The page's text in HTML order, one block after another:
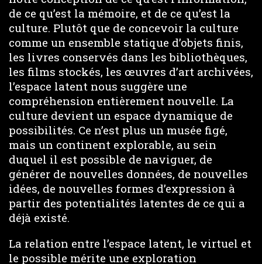
de ce qu’est la mémoire, et de ce qu’est la
culture. Plutôt que de concevoir la culture
comme un ensemble statique d’objets finis,
les livres conservés dans les bibliothèques,
les films stockés, les œuvres d’art archivées,
l’espace latent nous suggère une
compréhension entièrement nouvelle. La
culture devient un espace dynamique de
possibilités. Ce n’est plus un musée figé,
mais un continent explorable, au sein
duquel il est possible de naviguer, de
générer de nouvelles données, de nouvelles
idées, de nouvelles formes d’expression à
partir des potentialités latentes de ce qui a
déjà existé.
La relation entre l’espace latent, le virtuel et
le possible mérite une exploration